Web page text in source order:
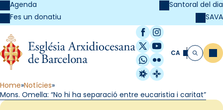
Agenda
Fes un donatiu
Santoral del dia
SAVA
Facebook
Instagram
X / Twitter
YouTube
WhatsApp
Flickr
Radio Estel
Catalunya
CA Cerca
Home Notícies
Mons. Omella: “No hi ha separació entre eucaristia i caritat”